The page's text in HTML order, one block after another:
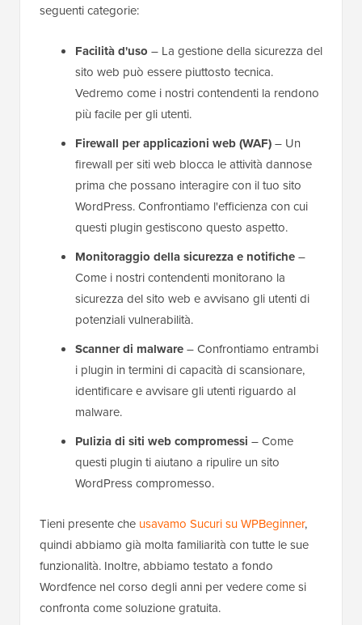
seguenti categorie:
Facilità d'uso – La gestione della sicurezza del
sito web può essere piuttosto tecnica.
Vedremo come i nostri contendenti la rendono
più facile per gli utenti.
Firewall per applicazioni web (WAF)– Un
firewall per siti web blocca le attività dannose
prima che possano interagire con il tuo sito
WordPress. Confrontiamo l'efficienza con cui
questi plugin gestiscono questo aspetto.
Monitoraggio della sicurezza e notifiche–
Come i nostri contendenti monitorano la
sicurezza del sito web e avvisano gli utenti di
potenziali vulnerabilità.
Scanner di malware– Confrontiamo entrambi
i plugin in termini di capacità di scansionare,
identificare e avvisare gli utenti riguardo al
malware.
Pulizia di siti web compromessi – Come
questi plugin ti aiutano a ripulire un sito
WordPress compromesso.
Tieni presente che usavamo Sucuri su WPBeginner,
quindi abbiamo già molta familiarità con tutte le sue
funzionalità. Inoltre, abbiamo testato a fondo
Wordfence nel corso degli anni per vedere come si
confronta come soluzione gratuita.